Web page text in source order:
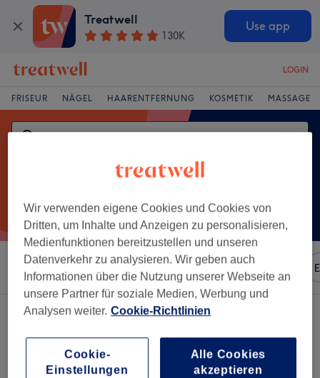
Treatwell
130K
Use app
LOGIN
FRISEUR NÄGEL HAARENTFERNUNG KOSMETIK MASSAGE
Sortieren nach Beliebiger Preis Marken
Ein Salon, der anbietet: kinderhaarschnitt in Itzehoe
Wir verwenden eigene Cookies und Cookies von
Dritten, um Inhalte und Anzeigen zu personalisieren,
Medienfunktionen bereitzustellen und unseren
Datenverkehr zu analysieren. Wir geben auch
Informationen über die Nutzung unserer Webseite an
unsere Partner für soziale Medien, Werbung und
Analysen weiter. Cookie-Richtlinien
Cookie-
Einstellungen
Alle Cookies
akzeptieren